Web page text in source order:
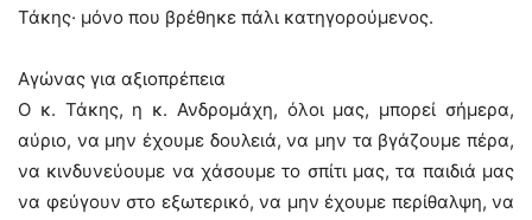
Τάκης· μόνο που βρέθηκε πάλι κατηγορούμενος.
Αγώνας για αξιοπρέπεια
Ο κ. Τάκης, η κ. Ανδρομάχη, όλοι μας, μπορεί σήμερα,
αύριο, να μην έχουμε δουλειά, να μην τα βγάζουμε πέρα,
να κινδυνεύουμε να χάσουμε το σπίτι μας, τα παιδιά μας
να φεύγουν στο εξωτερικό, να μην έχουμε περίθαλψη, να